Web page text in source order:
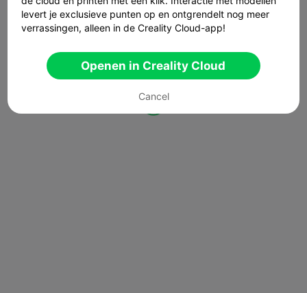
levert je exclusieve punten op en ontgrendelt nog meer
verrassingen, alleen in de Creality Cloud-app!
Openen in Creality Cloud
Cancel